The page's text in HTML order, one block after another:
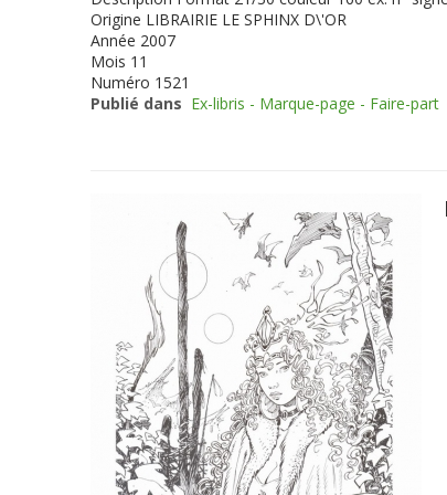
Origine LIBRAIRIE LE SPHINX D\'OR
Année 2007
Mois 11
Numéro 1521
Publié dans Ex-libris - Marque-page - Faire-part